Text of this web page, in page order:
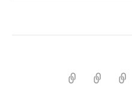
Accueil Notules